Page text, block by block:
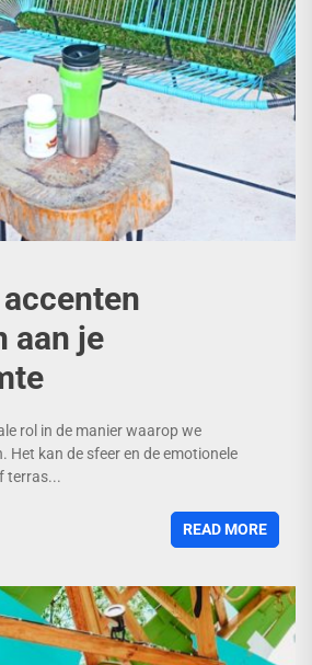
aan je
rol in de manier waarop we
Het kan de sfeer en de emotionele
terras...
READ MORE